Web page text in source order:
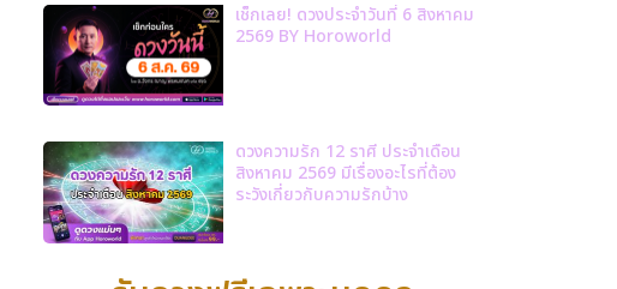
เช็กเลย! ดวงประจำวันที่ 6 สิงหาคม
2569 BY Horoworld
ดวงความรัก 12 ราศี ประจำเดือน
สิงหาคม 2569 มีเรื่องอะไรที่ต้อง
ระวังเกี่ยวกับความรักบ้าง